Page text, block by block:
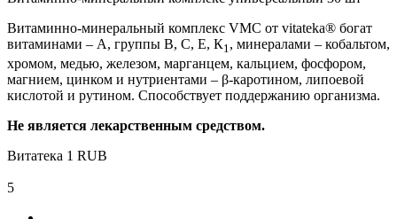
Витаминно-минеральный комплекс VMC от vitateka® богат
витаминами – А, группы В, С, Е, К1, минералами – кобальтом,
хромом, медью, железом, марганцем, кальцием, фосфором,
магнием, цинком и нутриентами – β-каротином, липоевой
кислотой и рутином. Способствует поддержанию организма.
Не является лекарственным средством.
Витатека 1 RUB
5